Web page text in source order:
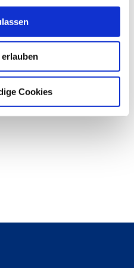
Cookies
Kühltransporte,
im Hafenbereich am
auf der